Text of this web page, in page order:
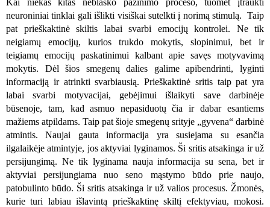
neuroniniai tinklai gali išlikti visiškai sutelkti į norimą stimulą. Taip
pat prieškaktinė skiltis labai svarbi emocijų kontrolei. Ne tik
neigiamų emocijų, kurios trukdo mokytis, slopinimui, bet ir
teigiamų emocijų paskatinimui kalbant apie savęs motyvavimą
mokytis. Dėl šios smegenų dalies galime apibendrinti, lyginti
informaciją ir atrinkti svarbiausią. Prieškaktinė sritis taip pat yra
labai svarbi motyvacijai, gebėjimui išlaikyti save darbinėje
būsenoje, tam, kad asmuo nepasiduotų čia ir dabar esantiems
mažiems atpildams. Taip pat šioje smegenų srityje „gyvena“ darbinė
atmintis. Naujai gauta informacija yra susiejama su esančia
ilgalaikėje atmintyje, jos aktyviai lyginamos. Ši sritis atsakinga ir už
persijungimą. Ne tik lyginama nauja informacija su sena, bet ir
aktyviai persijungiama nuo seno mąstymo būdo prie naujo,
patobulinto būdo. Ši sritis atsakinga ir už valios procesus. Žmonės,
kurie turi labiau išlavintą prieškaktinę skiltį efektyviau, mokosi.